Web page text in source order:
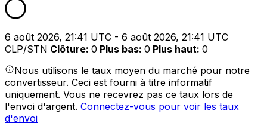
6 août 2026, 21:41 UTC - 6 août 2026, 21:41 UTC
CLP/STN Clôture: 0 Plus bas: 0 Plus haut: 0
Nous utilisons le taux moyen du marché pour notre
convertisseur. Ceci est fourni à titre informatif
uniquement. Vous ne recevrez pas ce taux lors de
l'envoi d'argent. Connectez-vous pour voir les taux
d'envoi